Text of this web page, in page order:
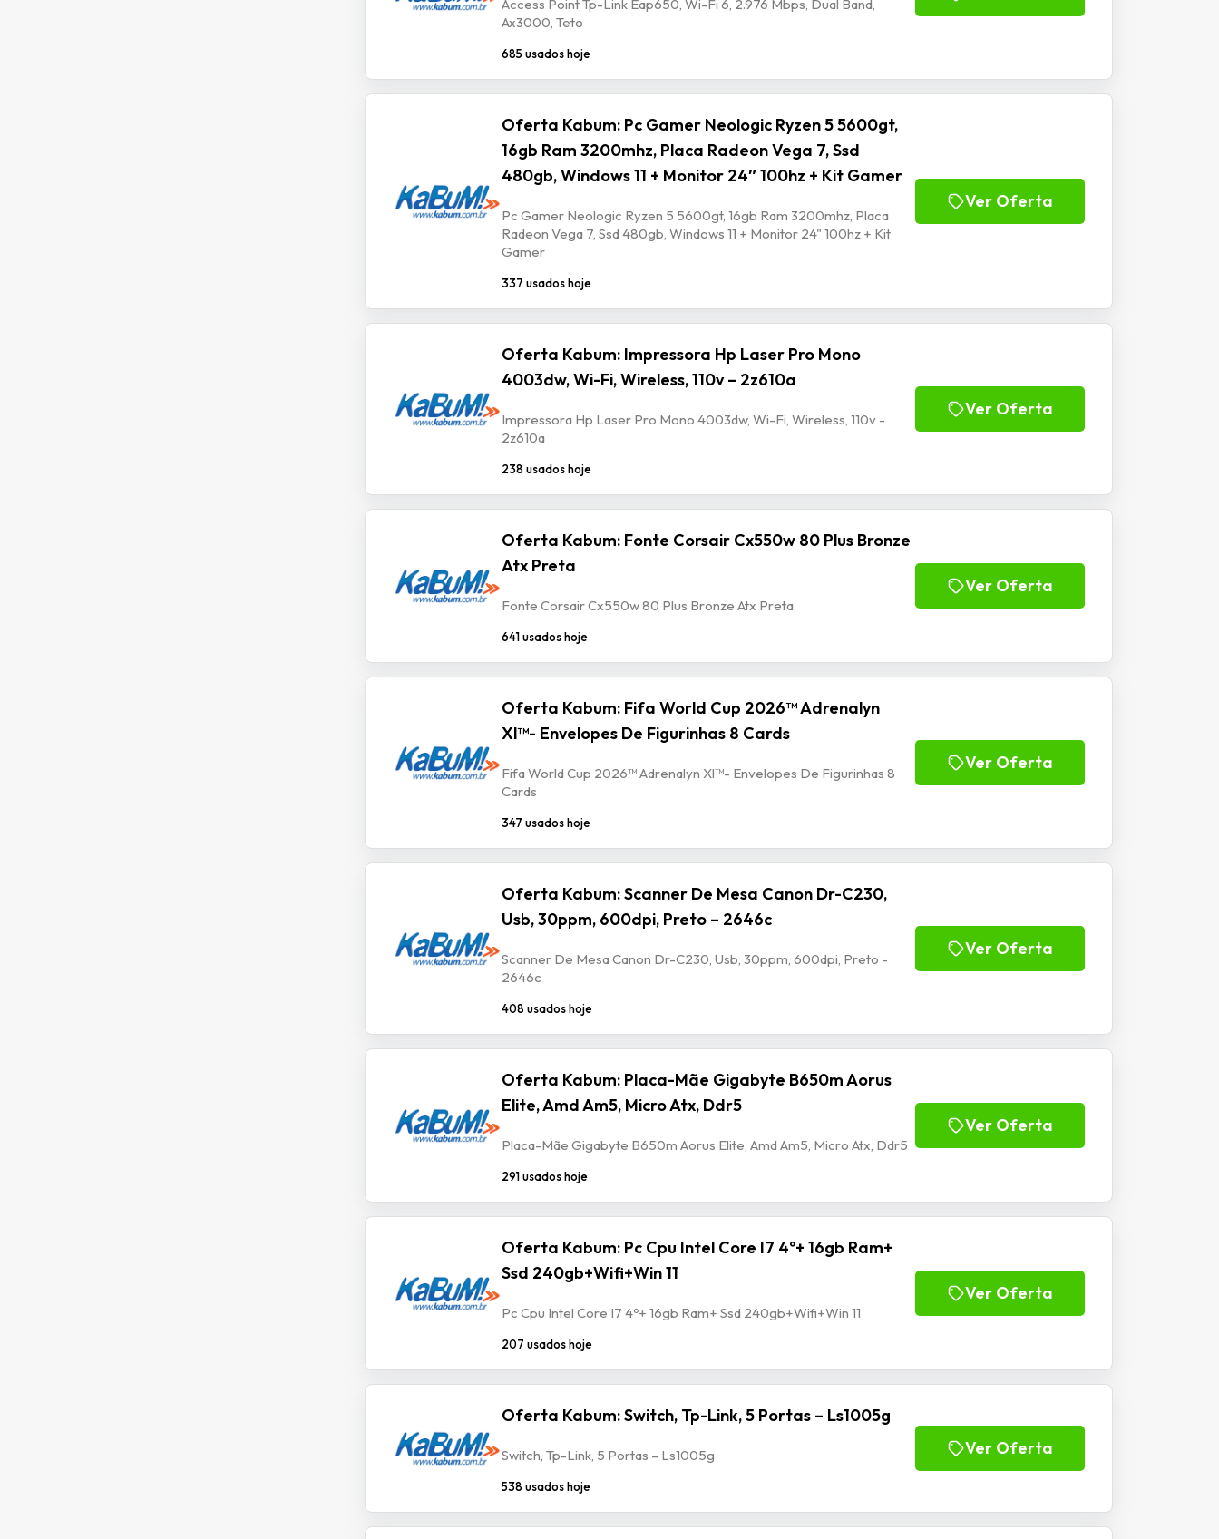
Access Point Tp-Link Eap650, Wi-Fi 6, 2.976 Mbps, Dual Band,
Ax3000, Teto
685 usados hoje
Oferta Kabum: Pc Gamer Neologic Ryzen 5 5600gt,
16gb Ram 3200mhz, Placa Radeon Vega 7, Ssd
480gb, Windows 11 + Monitor 24″ 100hz + Kit Gamer
Pc Gamer Neologic Ryzen 5 5600gt, 16gb Ram 3200mhz, Placa
Radeon Vega 7, Ssd 480gb, Windows 11 + Monitor 24" 100hz + Kit
Gamer
337 usados hoje
Ver Oferta
Oferta Kabum: Impressora Hp Laser Pro Mono
4003dw, Wi-Fi, Wireless, 110v – 2z610a
Impressora Hp Laser Pro Mono 4003dw, Wi-Fi, Wireless, 110v -
2z610a
238 usados hoje
Ver Oferta
Oferta Kabum: Fonte Corsair Cx550w 80 Plus Bronze
Atx Preta
Fonte Corsair Cx550w 80 Plus Bronze Atx Preta
641 usados hoje
Ver Oferta
Oferta Kabum: Fifa World Cup 2026™ Adrenalyn
Xl™- Envelopes De Figurinhas 8 Cards
Fifa World Cup 2026™ Adrenalyn Xl™- Envelopes De Figurinhas 8
Cards
347 usados hoje
Ver Oferta
Oferta Kabum: Scanner De Mesa Canon Dr-C230,
Usb, 30ppm, 600dpi, Preto – 2646c
Scanner De Mesa Canon Dr-C230, Usb, 30ppm, 600dpi, Preto -
2646c
408 usados hoje
Ver Oferta
Oferta Kabum: Placa-Mãe Gigabyte B650m Aorus
Elite, Amd Am5, Micro Atx, Ddr5
Placa-Mãe Gigabyte B650m Aorus Elite, Amd Am5, Micro Atx, Ddr5
291 usados hoje
Ver Oferta
Oferta Kabum: Pc Cpu Intel Core I7 4º+ 16gb Ram+
Ssd 240gb+Wifi+Win 11
Pc Cpu Intel Core I7 4º+ 16gb Ram+ Ssd 240gb+Wifi+Win 11
207 usados hoje
Ver Oferta
Oferta Kabum: Switch, Tp-Link, 5 Portas – Ls1005g
Switch, Tp-Link, 5 Portas – Ls1005g
538 usados hoje
Ver Oferta